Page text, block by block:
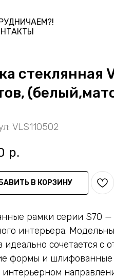
стеклянная
VLS110502
р.
В КОРЗИНУ
рамки серии S70
интерьера.
идеально сочетается с
формы и шлифованные